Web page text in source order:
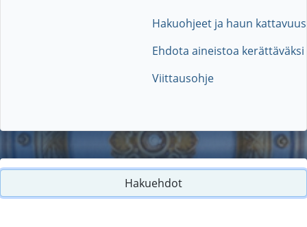
Hakuohjeet ja haun kattavuus
Ehdota aineistoa kerättäväksi
Viittausohje
Hakuehdot